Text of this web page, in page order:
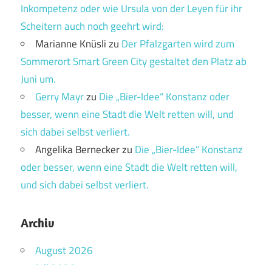
Inkompetenz oder wie Ursula von der Leyen für ihr
Scheitern auch noch geehrt wird:
Marianne Knüslizu Der Pfalzgarten wird zum
Sommerort Smart Green City gestaltet den Platz ab
Juni um.
Gerry Mayrzu Die „Bier-Idee“ Konstanz oder
besser, wenn eine Stadt die Welt retten will, und
sich dabei selbst verliert.
Angelika Berneckerzu Die „Bier-Idee“ Konstanz
oder besser, wenn eine Stadt die Welt retten will,
und sich dabei selbst verliert.
Archiv
August 2026